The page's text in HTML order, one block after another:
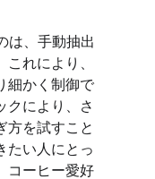
は、手動抽出
れにより、
細かく制御で
クにより、さ
方を試すこと
たい人にとっ
コーヒー愛好